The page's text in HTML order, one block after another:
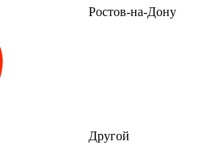
Ростов-на-Дону
Другой